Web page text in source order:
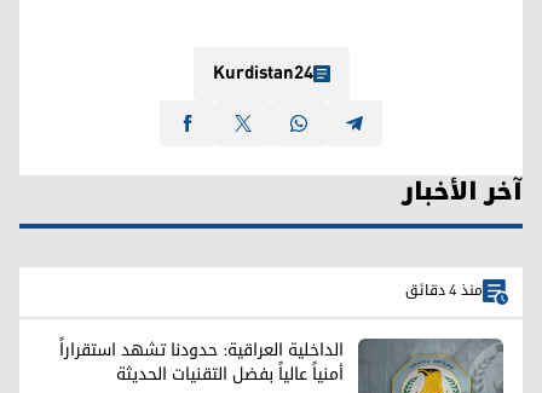
Kurdistan24
آخر الأخبار
منذ 4 دقائق
الداخلية العراقية: حدودنا تشهد استقراراً
أمنياً عالياً بفضل التقنيات الحديثة